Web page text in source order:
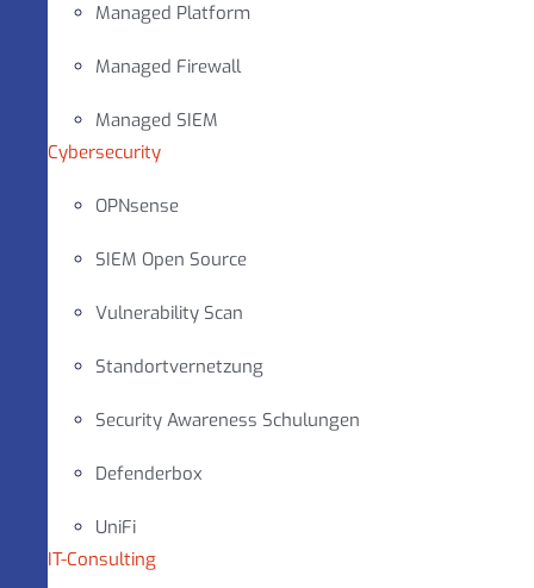
Managed Platform
Managed Firewall
Managed SIEM
Cybersecurity
OPNsense
SIEM Open Source
Vulnerability Scan
Standortvernetzung
Security Awareness Schulungen
Defenderbox
UniFi
IT-Consulting